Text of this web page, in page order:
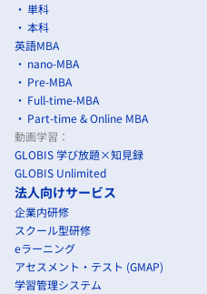
単科
本科
英語MBA
nano-MBA
Pre-MBA
Full-time-MBA
Part-time & Online MBA
動画学習：
GLOBIS 学び放題×知見録
GLOBIS Unlimited
法人向けサービス
企業内研修
スクール型研修
eラーニング
アセスメント・テスト (GMAP)
学習管理システム